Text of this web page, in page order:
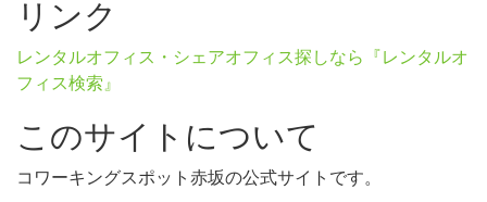
リンク
レンタルオフィス・シェアオフィス探しなら『レンタルオ
フィス検索』
このサイトについて
コワーキングスポット赤坂の公式サイトです。